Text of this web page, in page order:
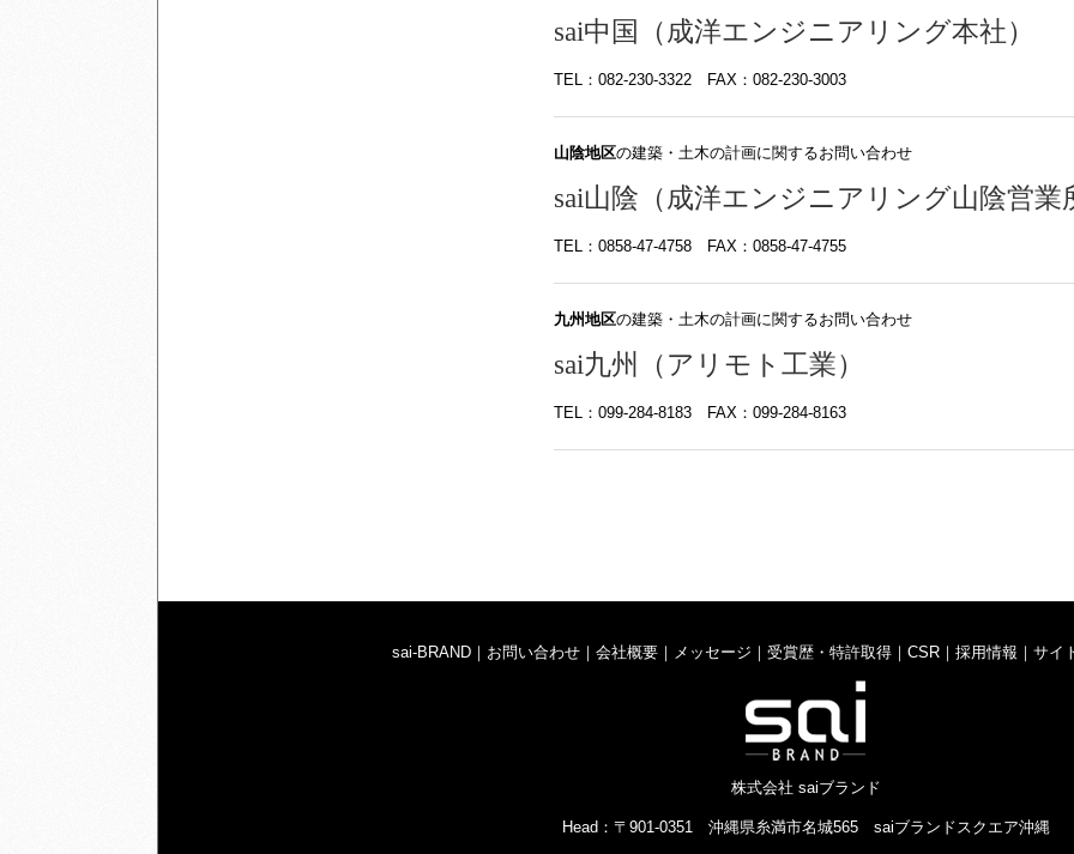
sai中国（成洋エンジニアリング本社）
TEL：082-230-3322 FAX：082-230-3003
山陰地区の建築・土木の計画に関するお問い合わせ
sai山陰（成洋エンジニアリング山陰営業
TEL：0858-47-4758 FAX：0858-47-4755
九州地区の建築・土木の計画に関するお問い合わせ
sai九州（アリモト工業）
TEL：099-284-8183 FAX：099-284-8163
sai-BRAND｜ お問い合わせ｜ 会社概要｜ メッセージ ｜ 受賞歴・特許取得｜ CSR｜ 採用情報 ｜ サイ
株式会社 saiブランド
Head：〒901-0351 沖縄県糸満市名城565 saiブランドスクエア沖縄